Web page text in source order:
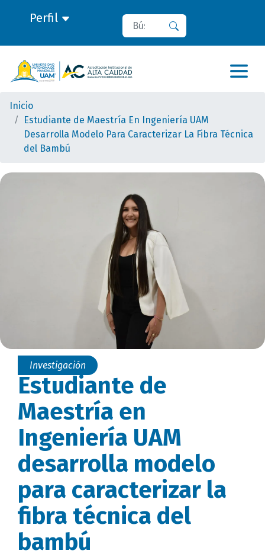
Perfil Buscar
Inicio
Estudiante de Maestría En Ingeniería UAM
Desarrolla Modelo Para Caracterizar La Fibra Técnica
del Bambú
Investigación
Estudiante de
Maestría en
Ingeniería UAM
desarrolla modelo
para caracterizar la
fibra técnica del
bambú